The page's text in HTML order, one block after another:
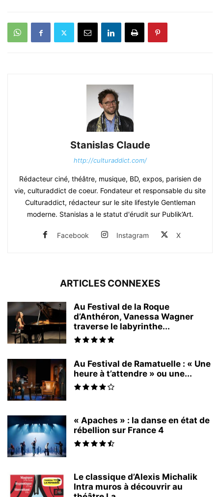
Stanislas Claude
http://culturaddict.com/
Rédacteur ciné, théâtre, musique, BD, expos, parisien de
vie, culturaddict de coeur. Fondateur et responsable du site
Culturaddict, rédacteur sur le site lifestyle Gentleman
moderne. Stanislas a le statut d'érudit sur Publik’Art.
Facebook Instagram X
ARTICLES CONNEXES
Au Festival de la Roque
d’Anthéron, Vanessa Wagner
traverse le labyrinthe...
Au Festival de Ramatuelle : « Une
heure à t’attendre » ou une...
« Apaches » : la danse en état de
rébellion sur France 4
Le classique d’Alexis Michalik
Intra muros à découvrir au